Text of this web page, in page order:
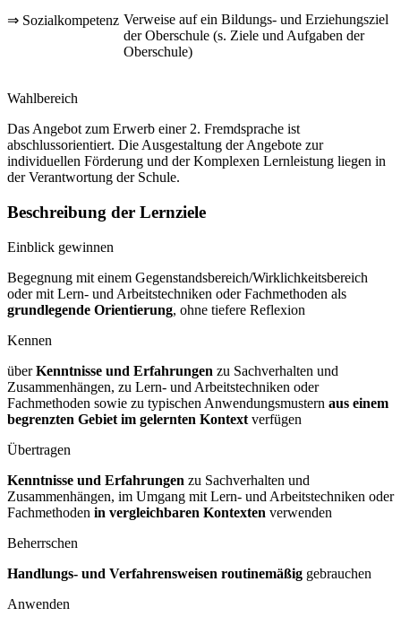
⇒ Sozialkompetenz Verweise auf ein Bildungs- und Erziehungsziel
der Oberschule (s. Ziele und Aufgaben der
Oberschule)
Wahlbereich
Das Angebot zum Erwerb einer 2. Fremdsprache ist
abschlussorientiert. Die Ausgestaltung der Angebote zur
individuellen Förderung und der Komplexen Lernleistung liegen in
der Verantwortung der Schule.
Beschreibung der Lernziele
Einblick gewinnen
Begegnung mit einem Gegenstandsbereich/Wirklichkeitsbereich
oder mit Lern- und Arbeitstechniken oder Fachmethoden als
grundlegende Orientierung, ohne tiefere Reflexion
Kennen
überKenntnisse und Erfahrungen zu Sachverhalten und
Zusammenhängen, zu Lern- und Arbeitstechniken oder
Fachmethoden sowie zu typischen Anwendungsmustern aus einem
begrenzten Gebiet im gelernten Kontext verfügen
Übertragen
Kenntnisse und Erfahrungen zu Sachverhalten und
Zusammenhängen, im Umgang mit Lern- und Arbeitstechniken oder
Fachmethoden in vergleichbaren Kontexten verwenden
Beherrschen
Handlungs- und Verfahrensweisen routinemäßig gebrauchen
Anwenden